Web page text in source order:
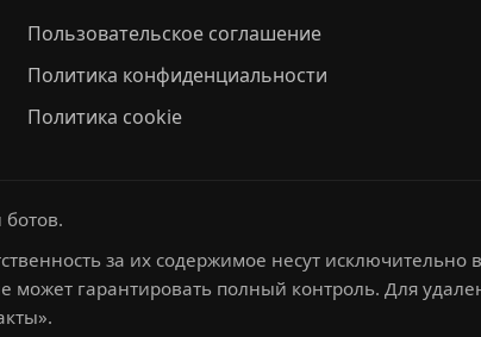
Пользовательское соглашение
Политика конфиденциальности
Политика cookie
за их содержимое несут исключительно
может гарантировать полный контроль. Для